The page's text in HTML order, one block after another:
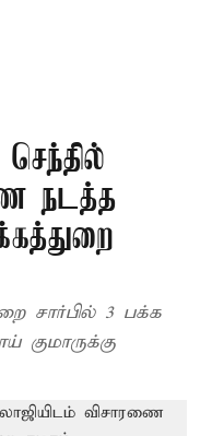
நடத்த
சார்பில் 3 பக்க